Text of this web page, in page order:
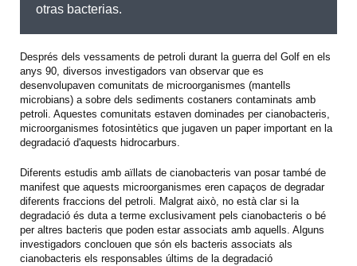
otras bacterias.
Després dels vessaments de petroli durant la guerra del Golf en els
anys 90, diversos investigadors van observar que es
desenvolupaven comunitats de microorganismes (mantells
microbians) a sobre dels sediments costaners contaminats amb
petroli. Aquestes comunitats estaven dominades per cianobacteris,
microorganismes fotosintètics que jugaven un paper important en la
degradació d'aquests hidrocarburs.
Diferents estudis amb aïllats de cianobacteris van posar també de
manifest que aquests microorganismes eren capaços de degradar
diferents fraccions del petroli. Malgrat això, no està clar si la
degradació és duta a terme exclusivament pels cianobacteris o bé
per altres bacteris que poden estar associats amb aquells. Alguns
investigadors conclouen que són els bacteris associats als
cianobacteris els responsables últims de la degradació